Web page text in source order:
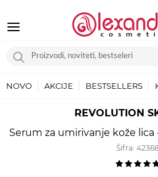
NOVO AKCIJE BESTSELLERS
REVOLUTION
Serum za umirivanje kože lica
Šifra: 42368